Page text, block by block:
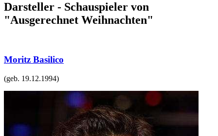
Darsteller - Schauspieler von
"Ausgerechnet Weihnachten"
Moritz Basilico
(geb. 19.12.1994)